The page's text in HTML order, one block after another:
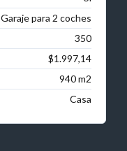
Garaje para 2 coches
350
$1.997,14
940 m2
Casa